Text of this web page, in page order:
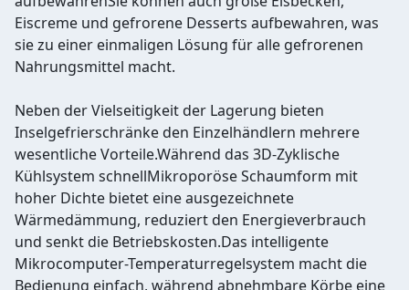
Eiscreme und gefrorene Desserts aufbewahren, was
sie zu einer einmaligen Lösung für alle gefrorenen
Nahrungsmittel macht.
Neben der Vielseitigkeit der Lagerung bieten
Inselgefrierschränke den Einzelhändlern mehrere
wesentliche Vorteile.Während das 3D-Zyklische
Kühlsystem schnellMikroporöse Schaumform mit
hoher Dichte bietet eine ausgezeichnete
Wärmedämmung, reduziert den Energieverbrauch
und senkt die Betriebskosten.Das intelligente
Mikrocomputer-Temperaturregelsystem macht die
Bedienung einfach, während abnehmbare Körbe eine